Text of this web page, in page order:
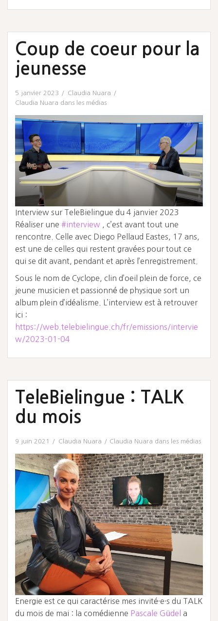
Coup de coeur pour la
jeunesse
5 janvier 2023
Claudia Nuara
Claudia Nuara dans les médias
Interview sur TeleBielingue du 4 janvier 2023
Réaliser une #interview , c’est avant tout une
rencontre. Celle avec Diego Pellaud Eastes, 17 ans,
est une de celles qui restent gravées pour tout ce
qui se dit avant, pendant et après l’enregistrement.
Sous le nom de Cyclope, clin d’oeil plein de force, ce
jeune musicien et passionné de physique sort un
album plein d’idéalisme. L’interview est à retrouver
ici :
https://web.telebielingue.ch/fr/emissions/intervie
w/2023-01-04
TeleBielingue : TALK
du mois
9 juin 2021 Claudia Nuara Claudia Nuara dans les médias
Energie est ce qui caractérise mes invité·e·s du TALK
du mois de mai : la comédienne Pascale Güdel a